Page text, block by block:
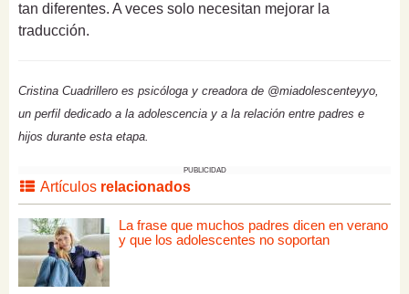
tan diferentes. A veces solo necesitan mejorar la
traducción.
Cristina Cuadrillero es psicóloga y creadora de @miadolescenteyyo,
un perfil dedicado a la adolescencia y a la relación entre padres e
hijos durante esta etapa.
PUBLICIDAD
Artículos relacionados
La frase que muchos padres dicen en verano
y que los adolescentes no soportan